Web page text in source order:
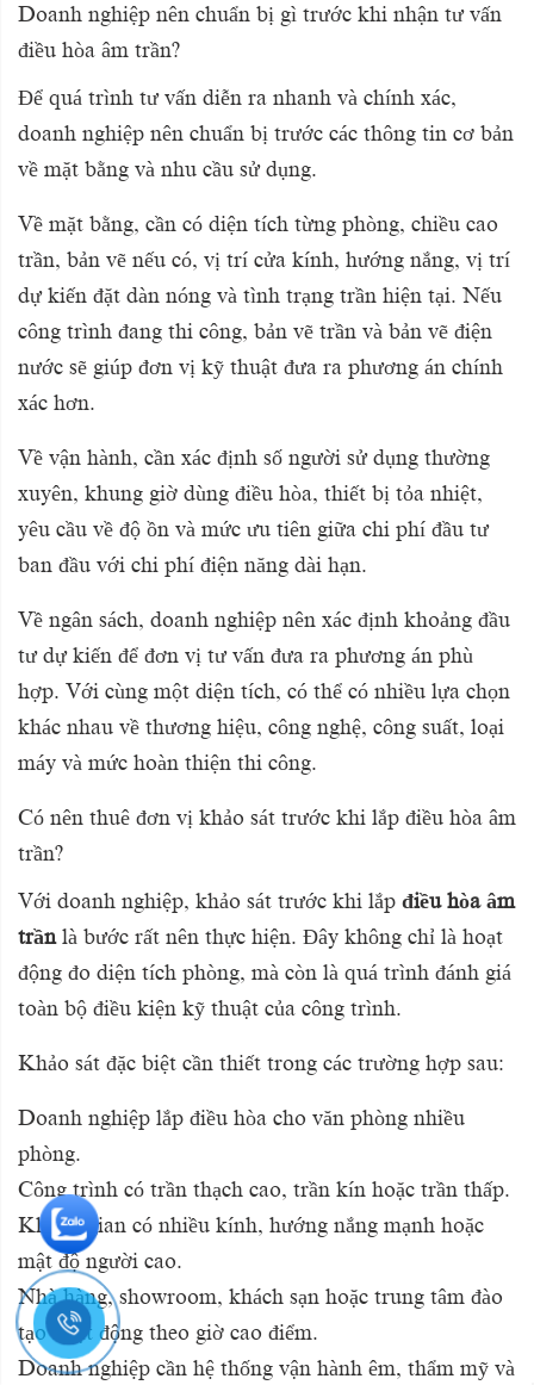
Doanh nghiệp nên chuẩn bị gì trước khi nhận tư vấn
điều hòa âm trần?
Để quá trình tư vấn diễn ra nhanh và chính xác,
doanh nghiệp nên chuẩn bị trước các thông tin cơ bản
về mặt bằng và nhu cầu sử dụng.
Về mặt bằng, cần có diện tích từng phòng, chiều cao
trần, bản vẽ nếu có, vị trí cửa kính, hướng nắng, vị trí
dự kiến đặt dàn nóng và tình trạng trần hiện tại. Nếu
công trình đang thi công, bản vẽ trần và bản vẽ điện
nước sẽ giúp đơn vị kỹ thuật đưa ra phương án chính
xác hơn.
Về vận hành, cần xác định số người sử dụng thường
xuyên, khung giờ dùng điều hòa, thiết bị tỏa nhiệt,
yêu cầu về độ ồn và mức ưu tiên giữa chi phí đầu tư
ban đầu với chi phí điện năng dài hạn.
Về ngân sách, doanh nghiệp nên xác định khoảng đầu
tư dự kiến để đơn vị tư vấn đưa ra phương án phù
hợp. Với cùng một diện tích, có thể có nhiều lựa chọn
khác nhau về thương hiệu, công nghệ, công suất, loại
máy và mức hoàn thiện thi công.
Có nên thuê đơn vị khảo sát trước khi lắp điều hòa âm
trần?
Với doanh nghiệp, khảo sát trước khi lắp điều hòa âm
trầnlà bước rất nên thực hiện. Đây không chỉ là hoạt
động đo diện tích phòng, mà còn là quá trình đánh giá
toàn bộ điều kiện kỹ thuật của công trình.
Khảo sát đặc biệt cần thiết trong các trường hợp sau:
Doanh nghiệp lắp điều hòa cho văn phòng nhiều
phòng.
Công trình có trần thạch cao, trần kín hoặc trần thấp.
Không gian có nhiều kính, hướng nắng mạnh hoặc
mật độ người cao.
Nhà hàng, showroom, khách sạn hoặc trung tâm đào
tạo hoạt động theo giờ cao điểm.
Doanh nghiệp cần hệ thống vận hành êm, thẩm mỹ và